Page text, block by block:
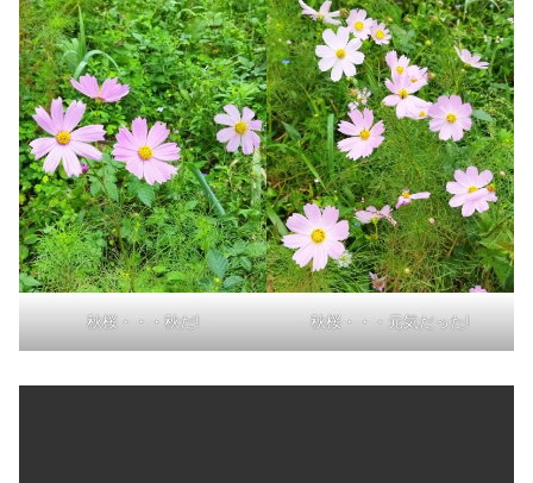
秋桜・・・秋だ! 秋桜・・・元気だった!